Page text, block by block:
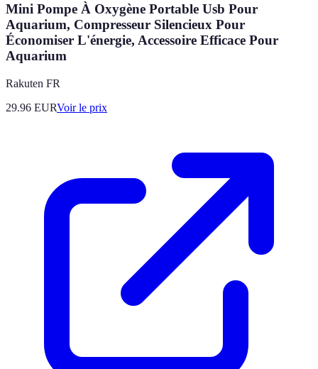
Mini Pompe À Oxygène Portable Usb Pour
Aquarium, Compresseur Silencieux Pour
Économiser L'énergie, Accessoire Efficace Pour
Aquarium
Rakuten FR
29.96 EURVoir le prix